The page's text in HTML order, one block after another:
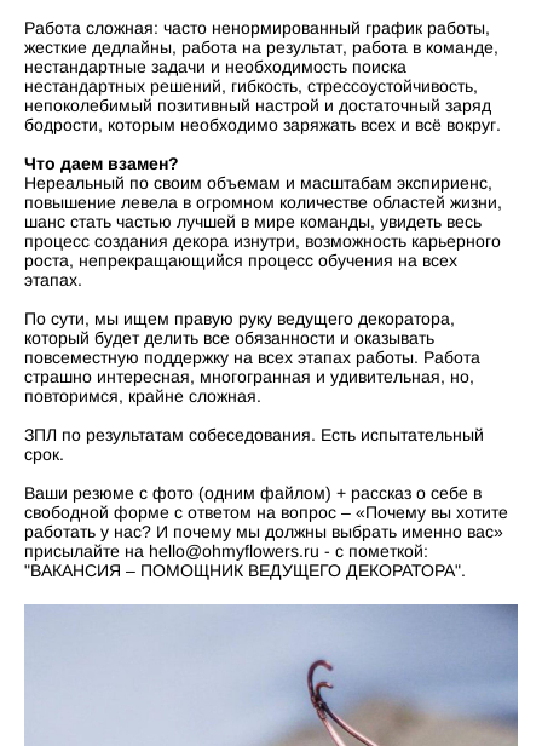
Работа сложная: часто ненормированный график работы,
жесткие дедлайны, работа на результат, работа в команде,
нестандартные задачи и необходимость поиска
нестандартных решений, гибкость, стрессоустойчивость,
непоколебимый позитивный настрой и достаточный заряд
бодрости, которым необходимо заряжать всех и всё вокруг.
Что даем взамен?
Нереальный по своим объемам и масштабам экспириенс,
повышение левела в огромном количестве областей жизни,
шанс стать частью лучшей в мире команды, увидеть весь
процесс создания декора изнутри, возможность карьерного
роста, непрекращающийся процесс обучения на всех
этапах.
По сути, мы ищем правую руку ведущего декоратора,
который будет делить все обязанности и оказывать
повсеместную поддержку на всех этапах работы. Работа
страшно интересная, многогранная и удивительная, но,
повторимся, крайне сложная.
ЗПЛ по результатам собеседования. Есть испытательный
срок.
Ваши резюме с фото (одним файлом) + рассказ о себе в
свободной форме с ответом на вопрос – «Почему вы хотите
работать у нас? И почему мы должны выбрать именно вас»
присылайте на hello@ohmyflowers.ru - с пометкой:
"ВАКАНСИЯ – ПОМОЩНИК ВЕДУЩЕГО ДЕКОРАТОРА".